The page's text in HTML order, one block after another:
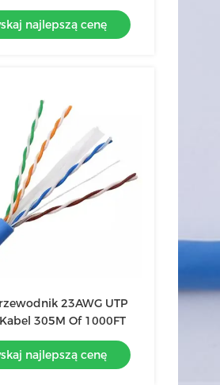
23 AWG
najlepszą cenę
23AWG UTP
305M Of 1000FT
najlepszą cenę